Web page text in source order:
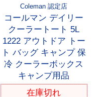
Coleman 認定店
コールマン デイリー
クーラートート 5L
1222 アウトドア トー
ト バッグ キャンプ 保
冷 クーラーボックス
キャンプ用品
在庫切れ